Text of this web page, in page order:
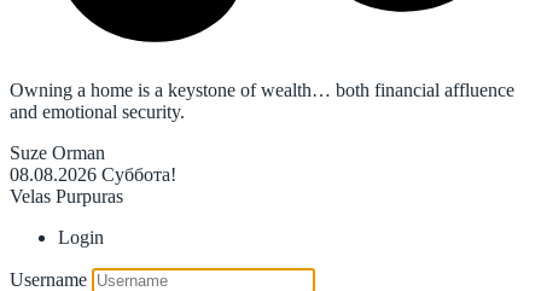
Owning a home is a keystone of wealth… both financial affluence
and emotional security.
Suze Orman
08.08.2026 Суббота!
Velas Purpuras
Login
Username